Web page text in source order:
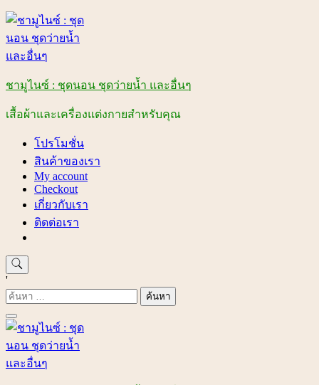
Skip
content
ชามูไนซ์ : ชุดนอน ชุดว่ายน้ำ และอื่นๆ
เสื้อผ้าและเครื่องแต่งกายสำหรับคุณ
โปรโมชั่น
สินค้าของเรา
My account
Checkout
เกี่ยวกับเรา
ติดต่อเรา
'
ค้นหา
สำหรับ: